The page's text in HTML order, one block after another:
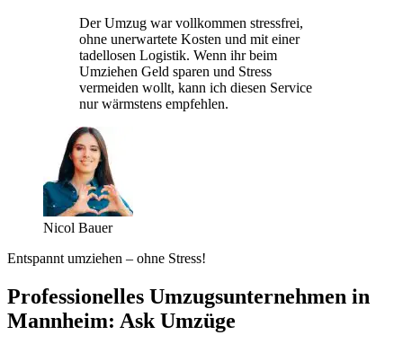
Der Umzug war vollkommen stressfrei,
ohne unerwartete Kosten und mit einer
tadellosen Logistik. Wenn ihr beim
Umziehen Geld sparen und Stress
vermeiden wollt, kann ich diesen Service
nur wärmstens empfehlen.
Nicol Bauer
Entspannt umziehen – ohne Stress!
Professionelles Umzugsunternehmen in
Mannheim: Ask Umzüge